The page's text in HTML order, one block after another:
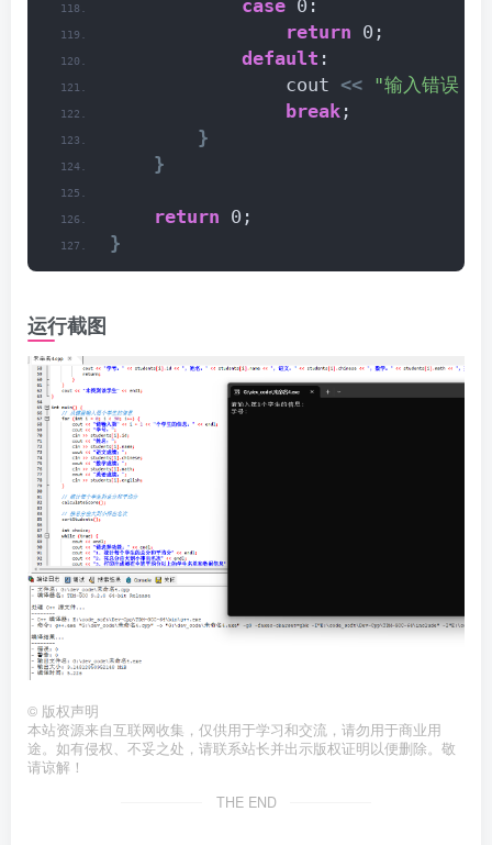
case 0:
return 0;
default :
                cout
<< "输入错误，
break ;
}
}
return 0;
}
运行截图
© 版权声明
本站资源来自互联网收集，仅供用于学习和交流，请勿用于商业用
途。如有侵权、不妥之处，请联系站长并出示版权证明以便删除。敬
请谅解！
THE END